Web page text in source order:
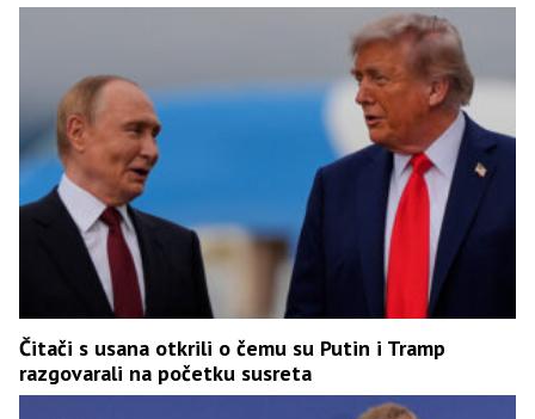
Čitači s usana otkrili o čemu su Putin i Tramp
razgovarali na početku susreta